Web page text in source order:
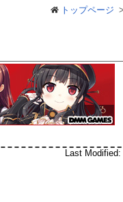
トップページ
Last Modified: